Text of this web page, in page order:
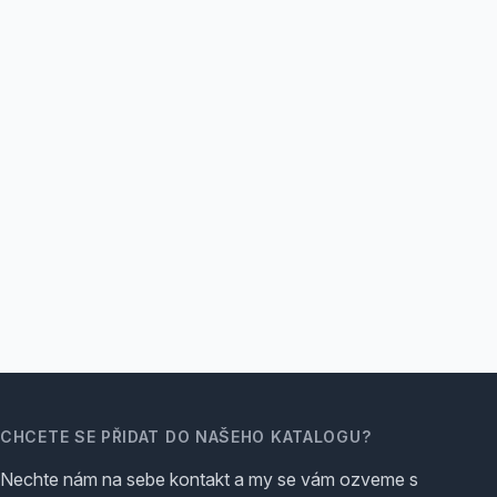
CHCETE SE PŘIDAT DO NAŠEHO KATALOGU?
Nechte nám na sebe kontakt a my se vám ozveme s